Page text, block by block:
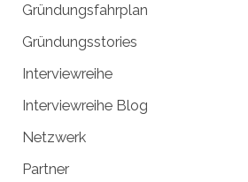
Gründungsfahrplan
Gründungsstories
Interviewreihe
Interviewreihe Blog
Netzwerk
Partner